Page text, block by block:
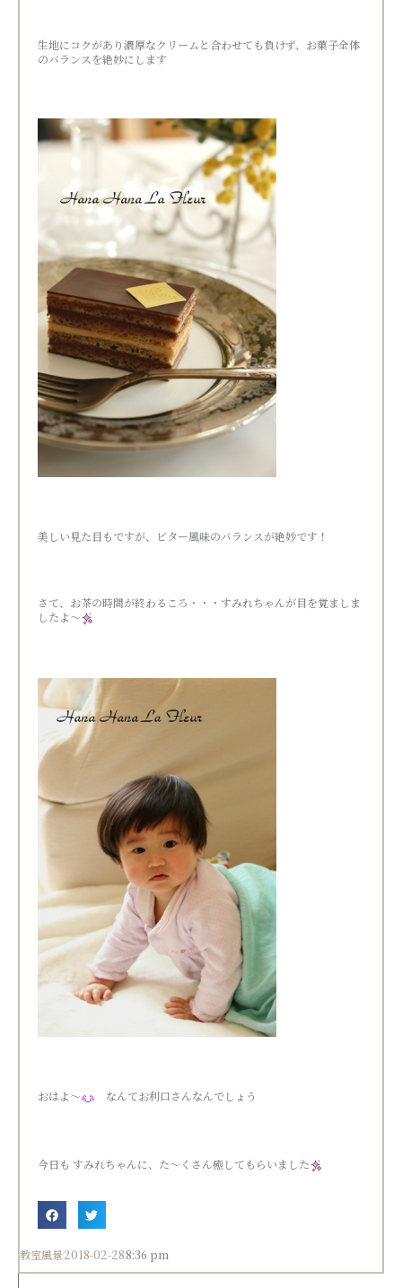
生地にコクがあり濃厚なクリームと合わせても負けず、お菓子全体
のバランスを絶妙にします
美しい見た目もですが、ビター風味のバランスが絶妙です！
さて、お茶の時間が終わるころ・・・すみれちゃんが目を覚ましま
したよ～
おはよ～ なんてお利口さんなんでしょう
今日も すみれちゃんに、た～くさん癒してもらいました
教室風景2018-02-288:36 pm